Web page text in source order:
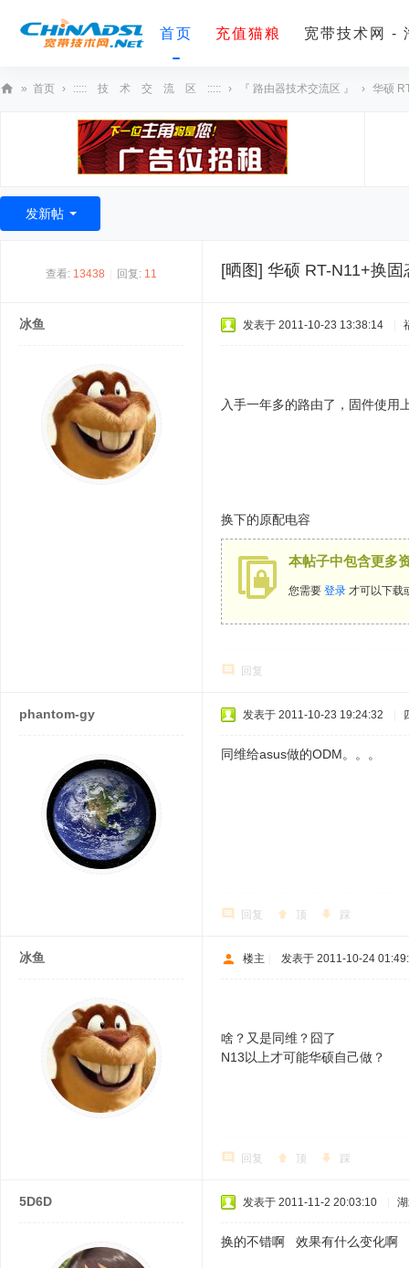
首页 充值猫粮 宽带技术网 -
术
» 首页 › ::::: 技 术 交 流 区 ::::: › 『 路由器技术交流区 』 › 华硕
发新帖
查看: 13438 回复: 11 [晒图] 华硕 RT-N11+换
冰鱼 发表于 2011-10-23 13:38:14
入手一年多的路由了，固件使
换下的原配电容
本帖子中包含更多
您需要 登录 才可以下载
回复
phantom-gy 发表于 2011-10-23 19:24:32
同维给asus做的ODM。。。
回复 顶 踩
冰鱼 楼主 发表于 2011-10-24
啥？又是同维？囧了
N13以上才可能华硕自己做？
回复 顶 踩
5D6D 发表于 2011-11-2 20:03:10
换的不错啊 效果有什么变化啊